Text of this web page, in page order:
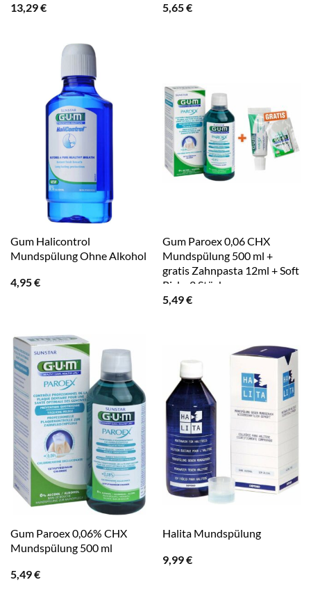
13,29€
5,65€
Gum Halicontrol
Mundspülung Ohne Alkohol
4,95€
Gum Paroex 0,06 CHX
Mundspülung 500 ml +
gratis Zahnpasta 12ml + Soft
Picks 2 Stück
5,49€
Gum Paroex 0,06% CHX
Mundspülung 500 ml
5,49€
Halita Mundspülung
9,99€